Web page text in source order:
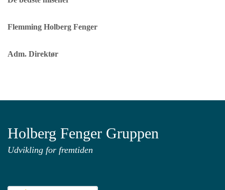
Flemming Holberg Fenger
Adm. Direktør
Holberg Fenger Gruppen
Udvikling for fremtiden